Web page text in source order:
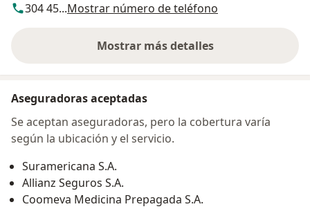
304 45...Mostrar número de teléfono
Mostrar más detalles
sobre la dirección
Aseguradoras aceptadas
Se aceptan aseguradoras, pero la cobertura varía
según la ubicación y el servicio.
Suramericana S.A.
Allianz Seguros S.A.
Coomeva Medicina Prepagada S.A.